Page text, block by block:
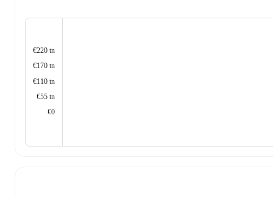
€220 tn
€170 tn
€110 tn
€55 tn
€0